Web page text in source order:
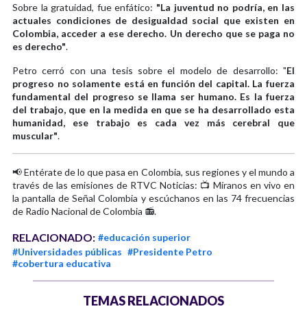
Sobre la gratuidad, fue enfático: "La juventud no podría, en las
actuales condiciones de desigualdad social que existen en
Colombia, acceder a ese derecho. Un derecho que se paga no
es derecho".
Petro cerró con una tesis sobre el modelo de desarrollo: "El
progreso no solamente está en función del capital. La fuerza
fundamental del progreso se llama ser humano. Es la fuerza
del trabajo, que en la medida en que se ha desarrollado esta
humanidad, ese trabajo es cada vez más cerebral que
muscular".
📢 Entérate de lo que pasa en Colombia, sus regiones y el mundo a
través de las emisiones de RTVC Noticias: 📺 Míranos en vivo en
la pantalla de Señal Colombia y escúchanos en las 74 frecuencias
de Radio Nacional de Colombia 📻.
RELACIONADO: #educación superior
#Universidades públicas #Presidente Petro
#cobertura educativa
TEMAS RELACIONADOS